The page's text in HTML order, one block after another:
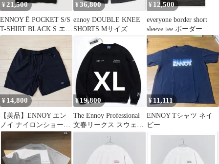
¥21,500
ENNOY Ē POCKET S/S
T-SHIRT BLACK S エン
ノイ
¥36,800
ennoy DOUBLE KNEE
SHORTS Mサイズ
¥ 12,500
everyone border short
sleeve tee ボーダー
¥ 14,800
【美品】ENNOY エン
ノイ ナイロンショーツ
ブラック L SS23 完売品
¥ 19,800
The Ennoy Professional
文春リークス スウェッ
ト XL
¥ 11,111
ENNOY Tシャツ ネイ
ビー